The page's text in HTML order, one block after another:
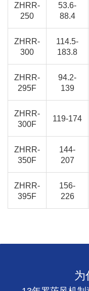
ZHRR-
250
53.6-
88.4
ZHRR-
300
114.5-
183.8
ZHRR-
295F
94.2-
139
ZHRR-
300F
119-174
ZHRR-
350F
144-
207
ZHRR-
395F
156-
226
为